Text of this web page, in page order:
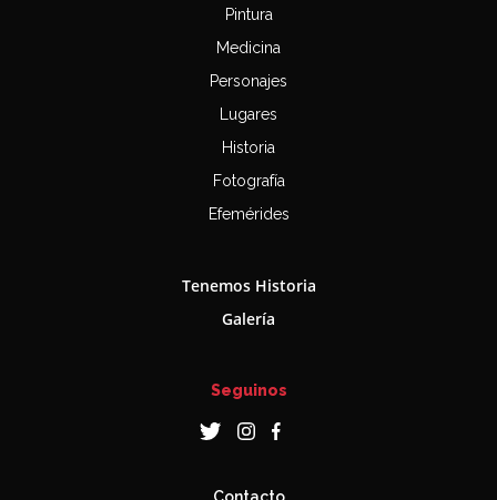
Pintura
Medicina
Personajes
Lugares
Historia
Fotografía
Efemérides
Tenemos Historia
Galería
Seguinos